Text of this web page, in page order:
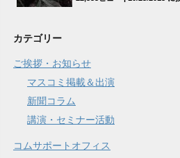
カテゴリー
ご挨拶・お知らせ
マスコミ掲載＆出演
新聞コラム
講演・セミナー活動
コムサポートオフィス